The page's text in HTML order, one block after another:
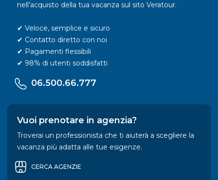
nell’acquisto della tua vacanza sul sito Veratour.
✔ Veloce, semplice e sicuro
✔ Contatto diretto con noi
✔ Pagamenti flessibili
✔ 98% di utenti soddisfatti
06.500.66.777
Vuoi prenotare in agenzia?
Troverai un professionista che ti aiuterà a scegliere la
vacanza più adatta alle tue esigenze.
CERCA AGENZIE